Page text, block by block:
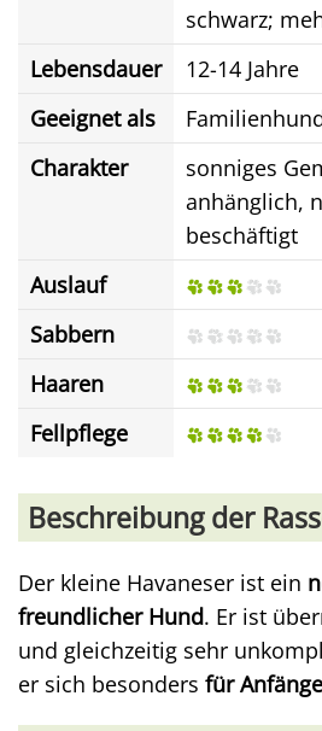
schwarz;
Lebensdauer
12-14 Jahre
Geeignet als
Charakter
sonniges
anhänglich,
beschäftigt
Auslauf
Sabbern
Haaren
Fellpflege
Beschreibung der
Der kleine Havaneser ist ein
freundlicher Hund. Er ist
und gleichzeitig sehr
er sich besonders für